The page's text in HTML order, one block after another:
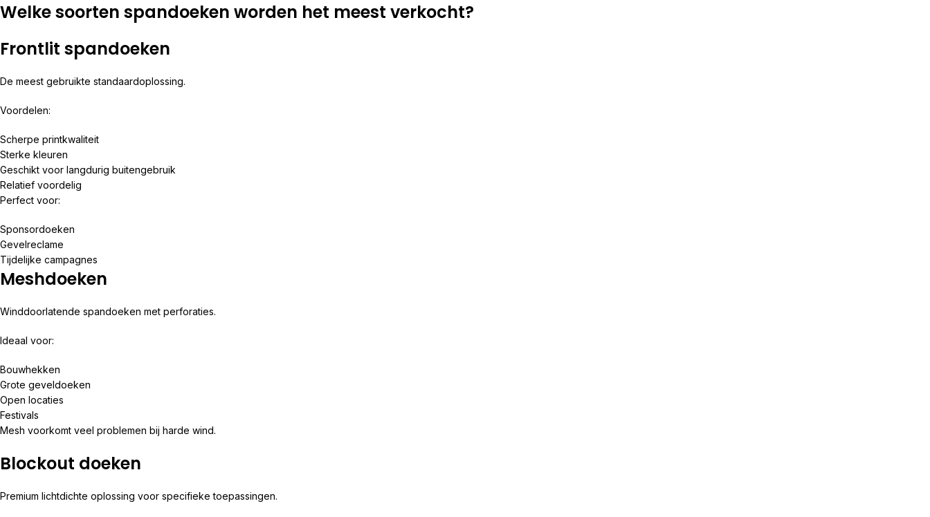
Welke soorten spandoeken worden het meest verkocht?
Frontlit spandoeken
De meest gebruikte standaardoplossing.
Voordelen:
Scherpe printkwaliteit
Sterke kleuren
Geschikt voor langdurig buitengebruik
Relatief voordelig
Perfect voor:
Sponsordoeken
Gevelreclame
Tijdelijke campagnes
Meshdoeken
Winddoorlatende spandoeken met perforaties.
Ideaal voor:
Bouwhekken
Grote geveldoeken
Open locaties
Festivals
Mesh voorkomt veel problemen bij harde wind.
Blockout doeken
Premium lichtdichte oplossing voor specifieke toepassingen.